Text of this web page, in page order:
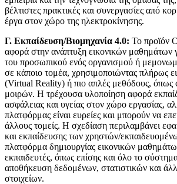
βέλτιστες πρακτικές και συνεργασίες από
έργα στον χώρο της ηλεκτροκίνησης.
Γ. Εκπαίδευση/Βιομηχανία 4.0: To προϊόν
αφορά στην ανάπτυξη εικονικών μαθημάτων
του προσωπικού ενός οργανισμού ή
σε κάποιο τομέα, χρησιμοποιώντας πλήρως
(Virtual Reality) ή πιο απλές μεθόδους, όπως
μοιρών. H τρέχουσα υλοποίηση αφορά
ασφάλειας και υγείας στον χώρο εργασίας,
πλατφόρμας είναι ευρείες και μπορούν να
άλλους τομείς. Η σχεδίαση περιλαμβάνει
και εκπαίδευσης των χρηστών/
πλατφόρμα δημιουργίας εικονικών
εκπαιδευτές, όπως επίσης και όλο το
αποθήκευση δεδομένων, στατιστικών και
στοιχείων.